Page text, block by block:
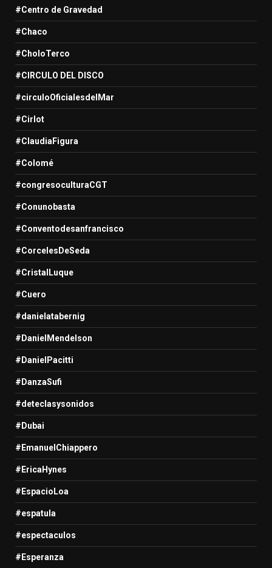
#Centro de Gravedad
#Chaco
#CholoTerco
#CIRCULO DEL DISCO
#circuloOficialesdelMar
#Cirlot
#ClaudiaFigura
#Colomé
#congresoculturaCGT
#Conunobasta
#Conventodesanfrancisco
#CorcelesDeSeda
#CristalLuque
#Cuero
#danielatabernig
#DanielMendelson
#DanielPacitti
#DanzaSufi
#deteclasysonidos
#Dubai
#EmanuelChiappero
#EricaHynes
#EspacioLoa
#espatula
#espectaculos
#Esperanza